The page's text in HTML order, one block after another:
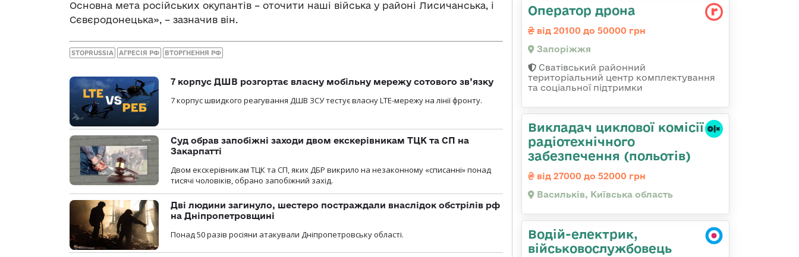
Основна мета російських окупантів – оточити наші війська у районі Лисичанська, і
Сєвєродонецька», – зазначив він.
STOPRUSSIA АГРЕСІЯ РФ ВТОРГНЕННЯ РФ
7 корпус ДШВ розгортає власну мобільну мережу сотового зв’язку
7 корпус швидкого реагування ДШВ ЗСУ тестує власну LTE-мережу на лінії фронту.
Суд обрав запобіжні заходи двом екскерівникам ТЦК та СП на
Закарпатті
Двом екскерівникам ТЦК та СП, яких ДБР викрило на незаконному «списанні» понад
тисячі чоловіків, обрано запобіжний захід.
Дві людини загинуло, шестеро постраждали внаслідок обстрілів рф
на Дніпропетровщині
Понад 50 разів росіяни атакували Дніпропетровську області.
Оператор дрона
від 20100 до 50000 грн
Запоріжжя
Сватівський районний
територіальний центр комплектування
та соціальної підтримки
Викладач циклової комісії
радіотехнічного
забезпечення (польотів)
від 27000 до 52000 грн
Васильків, Київська область
Водій-електрик,
військовослужбовець